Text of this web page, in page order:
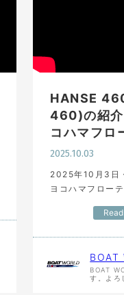
HANSE
460)の紹
コハマフロ
2025.10.03
2025年10月3日
ヨコハマフロー
【HANSE 460(
BOAT
BOAT
す。よろ